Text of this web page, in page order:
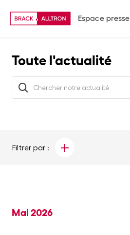
Espace presse
Toute l'actualité
Filtrer par :
Mai 2026